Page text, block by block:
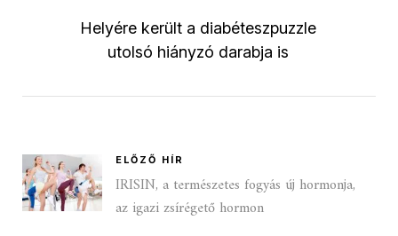
Helyére került a diabéteszpuzzle
utolsó hiányzó darabja is
ELŐZŐ HÍR
IRISIN, a természetes fogyás új hormonja,
az igazi zsírégető hormon